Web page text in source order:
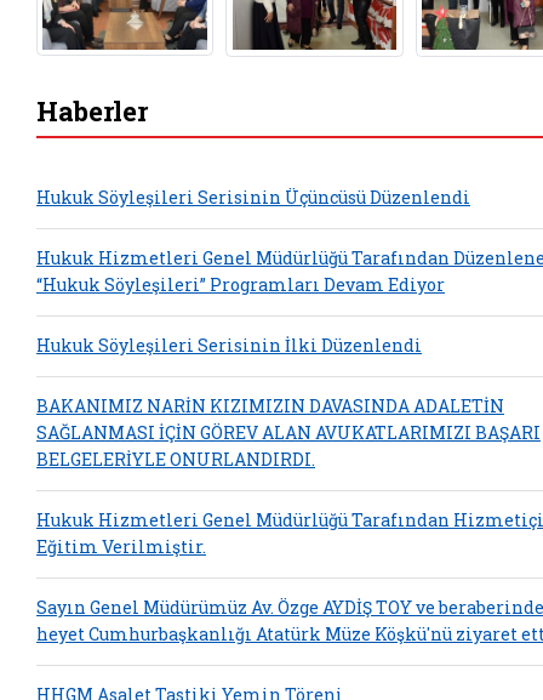
Haberler
Hukuk Söyleşileri Serisinin Üçüncüsü Düzenlendi
Hukuk Hizmetleri Genel Müdürlüğü Tarafından
“Hukuk Söyleşileri” Programları Devam Ediyor
Hukuk Söyleşileri Serisinin İlki Düzenlendi
BAKANIMIZ NARİN KIZIMIZIN DAVASINDA ADALETİN
SAĞLANMASI İÇİN GÖREV ALAN AVUKATLARIMIZI BAŞARI
BELGELERİYLE ONURLANDIRDI.
Hukuk Hizmetleri Genel Müdürlüğü Tarafından Hizmetiçi
Eğitim Verilmiştir.
Sayın Genel Müdürümüz Av. Özge AYDİŞ TOY ve
heyet Cumhurbaşkanlığı Atatürk Müze Köşkü'nü ziyaret
HHGM Asalet Tastiki Yemin Töreni